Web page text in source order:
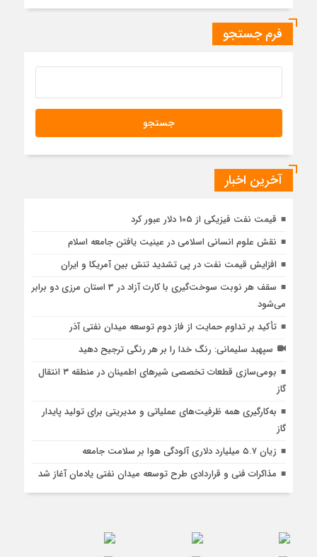
فرم جستجو
آخرین اخبار
قیمت نفت فیزیکی از 105 دلار عبور کرد
نقش علوم انسانی اسلامی در عینیت یافتن جامعه اسلام
افزایش قیمت نفت در پی تشدید تنش بین آمریکا و ایران
سقف هر نوبت سوخت‌گیری با کارت آزاد در 3 استان مرزی دو برابر
می‌شود
تأکید بر تداوم حمایت از فاز دوم توسعه میدان نفتی آذر
سپهبد سلیمانی: رنگ خدا را بر هر رنگی ترجیح دهید
بومی‌سازی قطعات تخصصی شیرهای اطمینان در منطقه ۳ انتقال
گاز
به‌کارگیری همه ظرفیت‌های عملیاتی و مدیریتی برای تولید پایدار
گاز
زیان ۵.۷ میلیارد دلاری آلودگی هوا بر سلامت جامعه
مذاکرات فنی و قراردادی طرح توسعه میدان نفتی یادمان آغاز شد